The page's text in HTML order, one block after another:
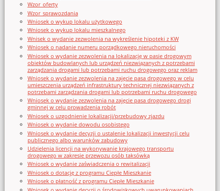
Wzor_oferty
Wzor_sprawozdania
Wniosek o wykup lokalu użytkowego
Wniosek o wykup lokalu mieszkalnego
Wnisek o wydanie zezwolenia na wykreślenie hipoteki z KW
Wniosek o nadanie numeru porządkowego nieruchomości
Wniosek o wydanie zezwolenia na lokalizację w pasie drogowym
obiektów budowlanych lub urządzeń niezwiązanych z potrzebami
zarządzania drogami lub potrzebami ruchu drogowego oraz reklam
Wniosek o wydanie zezwolenia na zajęcie pasa drogowego w celu
umieszczenia urządzeń infrastruktury technicznej niezwiązanych z
potrzebami zarządzania drogami lub potrzebami ruchu drogowego
Wniosek o wydanie zezwolenia na zajęcie pasa drogowego drogi
gminnej w celu prowadzenia robót
Wniosek o uzgodnienie lokalizacji/przebudowy zjazdu
Wniosek o wydanie dowodu osobistego
Wniosek o wydanie decyzji o ustalenie lokalizacji inwestycji celu
publicznego albo warunków zabudowy
Udzielenia licencji na wykonywanie krajowego transportu
drogowego w zakresie przewozu osób taksówką
Wniosek o wydanie zaświadczenia o rewitalizacji
Wniosek o dotację z programu Ciepłe Mieszkanie
Wniosek o płatność z programu Ciepłe Mieszkanie